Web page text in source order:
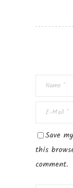
Save
this
comment.